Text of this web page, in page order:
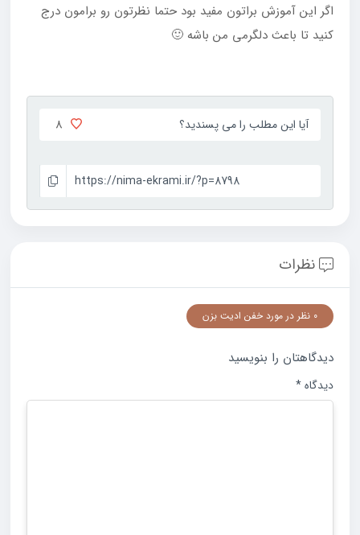
اگر این آموزش براتون مفید بود حتما نظرتون رو برامون درج
کنید تا باعث دلگرمی من باشه 🙂
آیا این مطلب را می پسندید؟ 8
https://nima-ekrami.ir/?p=8798
نظرات
0 نظر در مورد خفن ادیت بزن
دیدگاهتان را بنویسید
دیدگاه*